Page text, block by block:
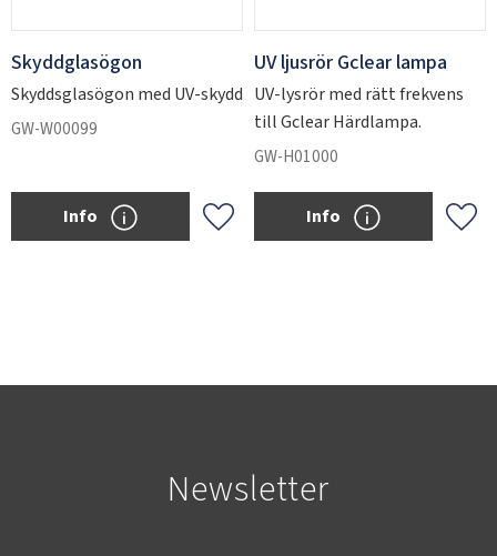
Skyddglasögon
Skyddsglasögon med UV-skydd
GW-W00099
Add to favorites
Info
UV ljusrör Gclear lampa
UV-lysrör med rätt frekvens
till Gclear Härdlampa.
GW-H01000
Add
Info
Newsletter